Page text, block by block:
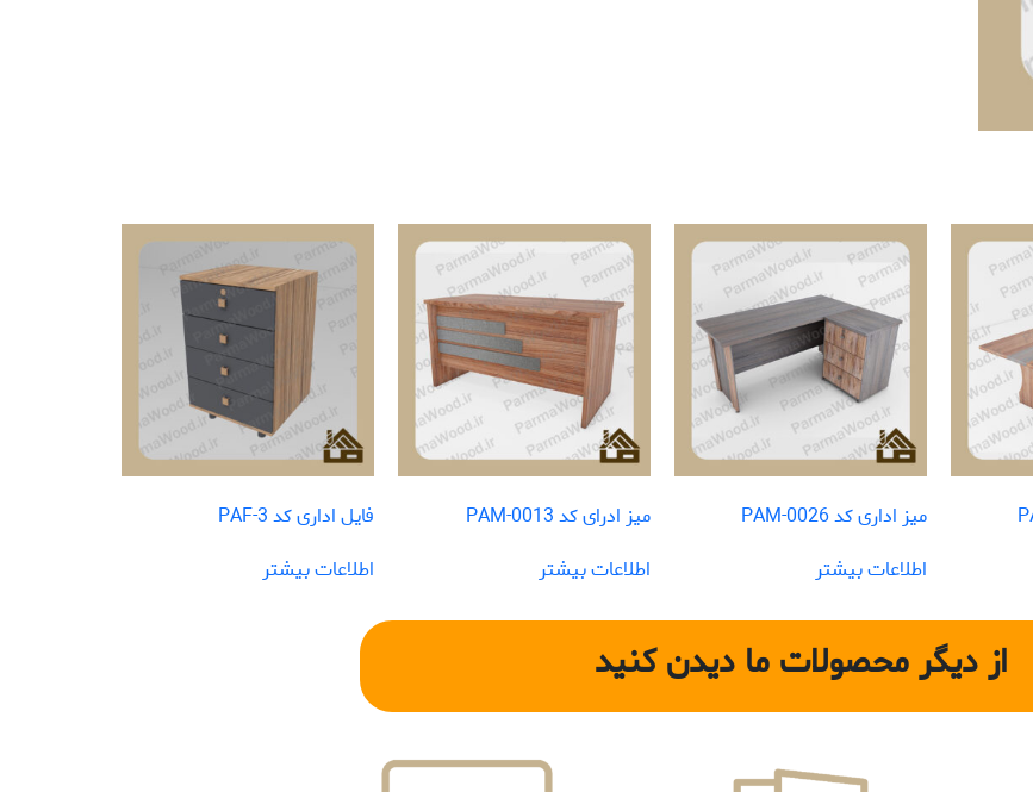
میز اداری کد PAM-0026
اطلاعات بیشتر
میز ادرای کد PAM-0013
اطلاعات بیشتر
فایل اداری کد PAF-3
اطلاعات بیشتر
از دیگر محصولات ما دیدن کنید